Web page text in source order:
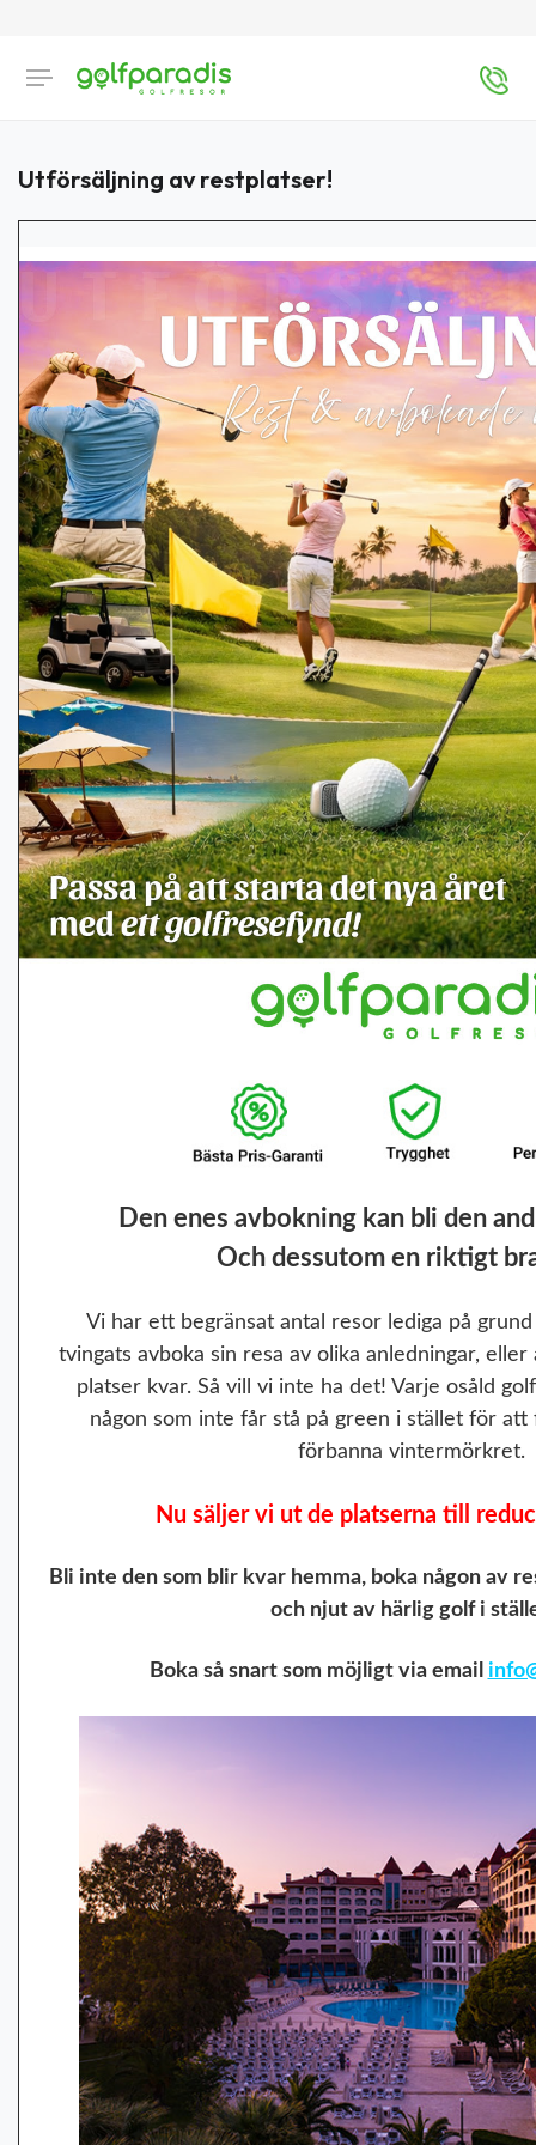
Utförsäljning av restplatser!
Den enes avbokning kan bli den
Och dessutom en riktigt
Vi har ett begränsat antal resor lediga på
tvingats avboka sin resa av olika anledningar,
platser kvar. Så vill vi inte ha det! Varje osåld
någon som inte får stå på green i stället för att
förbanna vintermörkret.
Nu säljer vi ut de platserna till
Bli inte den som blir kvar hemma, boka någon av
och njut av härlig golf i
Boka så snart som möjligt via email